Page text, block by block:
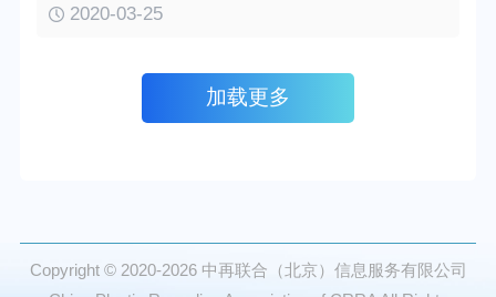
2020-03-25
加载更多
Copyright © 2020-2026 中再联合（北京）信息服务有限公司